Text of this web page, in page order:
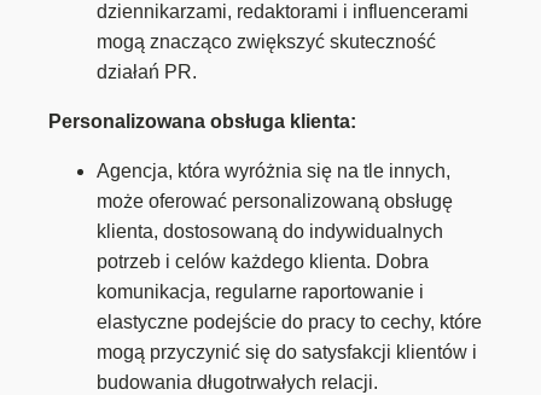
dziennikarzami, redaktorami i influencerami
mogą znacząco zwiększyć skuteczność
działań PR.
Personalizowana obsługa klienta:
Agencja, która wyróżnia się na tle innych,
może oferować personalizowaną obsługę
klienta, dostosowaną do indywidualnych
potrzeb i celów każdego klienta. Dobra
komunikacja, regularne raportowanie i
elastyczne podejście do pracy to cechy, które
mogą przyczynić się do satysfakcji klientów i
budowania długotrwałych relacji.